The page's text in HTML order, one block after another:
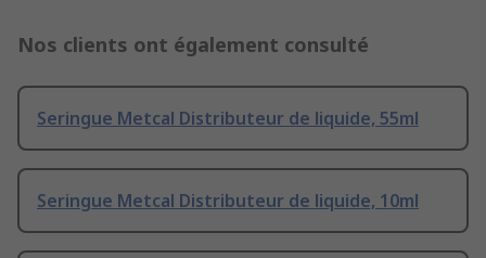
Nos clients ont également consulté
Seringue Metcal Distributeur de liquide, 55ml
Seringue Metcal Distributeur de liquide, 10ml